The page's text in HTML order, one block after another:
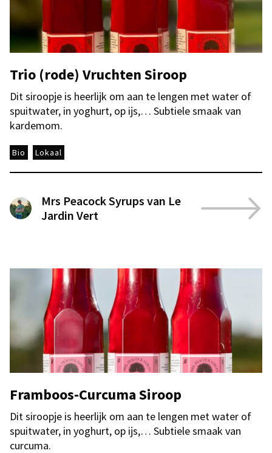
Trio (rode) Vruchten Siroop
Dit siroopje is heerlijk om aan te lengen met water of
spuitwater, in yoghurt, op ijs,… Subtiele smaak van
kardemom.
Bio Lokaal
Mrs Peacock Syrups van Le
Jardin Vert
Framboos-Curcuma Siroop
Dit siroopje is heerlijk om aan te lengen met water of
spuitwater, in yoghurt, op ijs,… Subtiele smaak van
curcuma.